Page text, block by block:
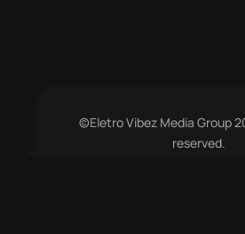
©Eletro Vibez Media Group
reserved.